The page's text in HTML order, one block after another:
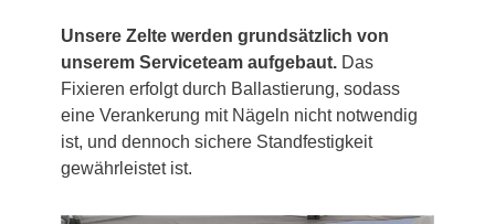
Unsere Zelte werden grundsätzlich von
unserem Serviceteam aufgebaut. Das
Fixieren erfolgt durch Ballastierung, sodass
eine Verankerung mit Nägeln nicht notwendig
ist, und dennoch sichere Standfestigkeit
gewährleistet ist.